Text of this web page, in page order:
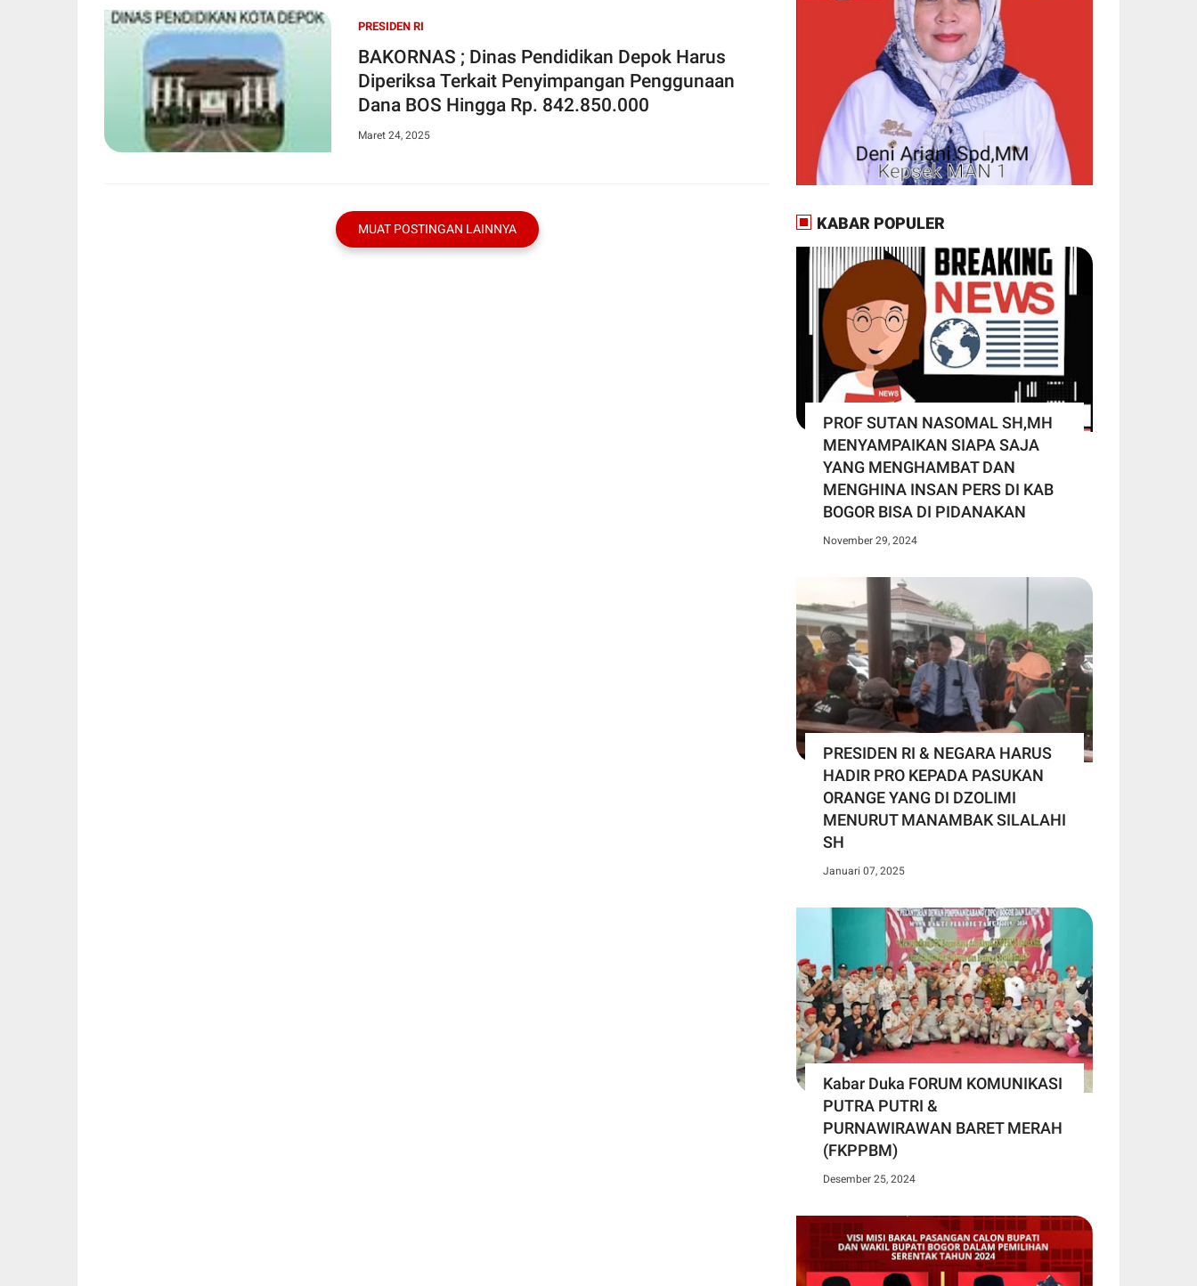
PRESIDEN RI
BAKORNAS ; Dinas Pendidikan Depok Harus
Diperiksa Terkait Penyimpangan Penggunaan
Dana BOS Hingga Rp. 842.850.000
Maret 24, 2025
MUAT POSTINGAN LAINNYA KABAR POPULER
PROF SUTAN NASOMAL SH,MH
MENYAMPAIKAN SIAPA SAJA
YANG MENGHAMBAT DAN
MENGHINA INSAN PERS DI KAB
BOGOR BISA DI PIDANAKAN
November 29, 2024
PRESIDEN RI & NEGARA HARUS
HADIR PRO KEPADA PASUKAN
ORANGE YANG DI DZOLIMI
MENURUT MANAMBAK SILALAHI
SH
Januari 07, 2025
Kabar Duka FORUM KOMUNIKASI
PUTRA PUTRI &
PURNAWIRAWAN BARET MERAH
(FKPPBM)
Desember 25, 2024